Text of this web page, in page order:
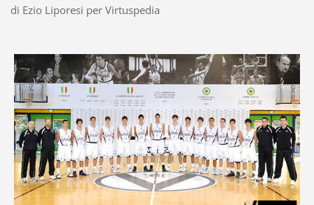
di Ezio Liporesi per Virtuspedia